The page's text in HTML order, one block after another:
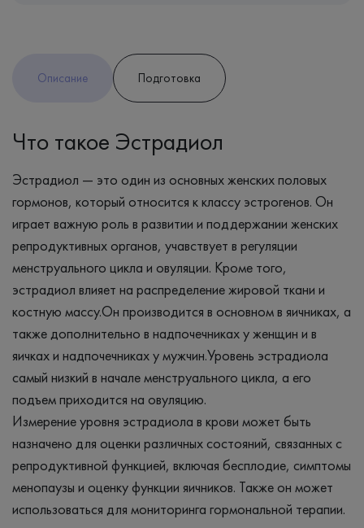
Описание Подготовка
Что такое Эстрадиол
Эстрадиол — это один из основных женских половых
гормонов, который относится к классу эстрогенов. Он
играет важную роль в развитии и поддержании женских
репродуктивных органов, учавствует в регуляции
менструального цикла и овуляции. Кроме того,
эстрадиол влияет на распределение жировой ткани и
костную массу.Он производится в основном в яичниках, а
также дополнительно в надпочечниках у женщин и в
яичках и надпочечниках у мужчин.Уровень эстрадиола
самый низкий в начале менструального цикла, а его
подъем приходится на овуляцию.
Измерение уровня эстрадиола в крови может быть
назначено для оценки различных состояний, связанных с
репродуктивной функцией, включая бесплодие, симптомы
менопаузы и оценку функции яичников. Также он может
использоваться для мониторинга гормональной терапии.